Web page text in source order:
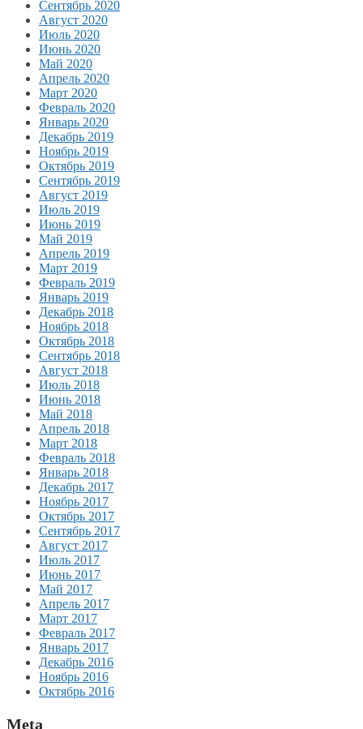
Сентябрь 2020
Август 2020
Июль 2020
Июнь 2020
Май 2020
Апрель 2020
Март 2020
Февраль 2020
Январь 2020
Декабрь 2019
Ноябрь 2019
Октябрь 2019
Сентябрь 2019
Август 2019
Июль 2019
Июнь 2019
Май 2019
Апрель 2019
Март 2019
Февраль 2019
Январь 2019
Декабрь 2018
Ноябрь 2018
Октябрь 2018
Сентябрь 2018
Август 2018
Июль 2018
Июнь 2018
Май 2018
Апрель 2018
Март 2018
Февраль 2018
Январь 2018
Декабрь 2017
Ноябрь 2017
Октябрь 2017
Сентябрь 2017
Август 2017
Июль 2017
Июнь 2017
Май 2017
Апрель 2017
Март 2017
Февраль 2017
Январь 2017
Декабрь 2016
Ноябрь 2016
Октябрь 2016
Meta